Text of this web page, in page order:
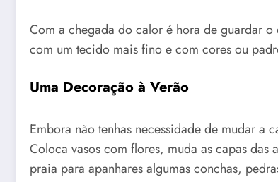
Com a chegada do calor é hora de guardar o
com um tecido mais fino e com cores ou
Uma Decoração à Verão
Embora não tenhas necessidade de mudar a
Coloca vasos com flores, muda as capas
praia para apanhares algumas conchas,